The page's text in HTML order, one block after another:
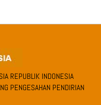
REPUBLIK INDONESIA
PENGESAHAN PENDIRIAN